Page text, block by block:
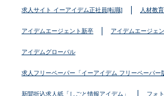
求人サイト イーアイデム正社員[転職] 人材教
アイデムエージェント新卒 アイデムエージェ
アイデムグローバル
求人フリーペーパー「イーアイデム フリーペーパー
新聞折込求人紙「しごと情報アイデム」 フォ